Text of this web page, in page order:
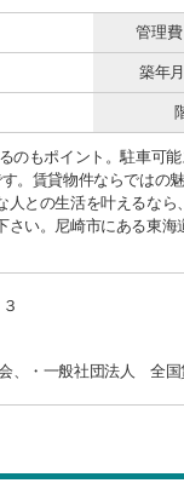
管理
築年
のもポイント。駐車可
。賃貸物件ならではの
との生活を叶えるな
い。尼崎市にある東
、・一般社団法人 全